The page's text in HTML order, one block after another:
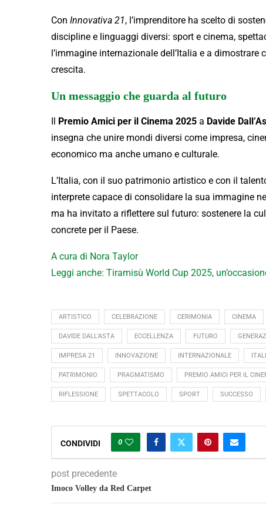
Con Innovativa 21, l’imprenditore ha scelto di
discipline e linguaggi diversi: sport e cinema,
l’immagine internazionale dell’Italia e a
crescita.
Un messaggio che guarda al futuro
Il Premio Amici per il Cinema 2025 a Davide
insegna che unire mondi diversi come impresa,
economico ma anche umano e culturale.
L’Italia, con il suo patrimonio artistico e con il
interprete capace di consolidare la sua immagine
ma ha invitato a riflettere sul futuro: sostenere la
concrete per il Paese.
A cura di Nora Taylor
Leggi anche: Tiramisù World Cup 2025,
ARTISTICO CELEBRAZIONE CERIMONIA CINEMA
DAVIDE DALL’ASTA ECCELLENZA FUTURO
IMPRESA 21 INNOVAZIONE INTERNAZIONALE
PATRIMONIO PRAGMATISMO PREMIO AMICI PER IL
RIFLESSIONE SPETTACOLO SPORT SUCCESSO
CONDIVIDI 0
post precedente
Imoco Volley da Red Carpet